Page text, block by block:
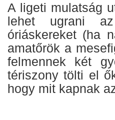
A ligeti mulatság
lehet ugrani
óriáskereket (ha
amatőrök a
felmennek két
tériszony tölti el
hogy mit kapnak